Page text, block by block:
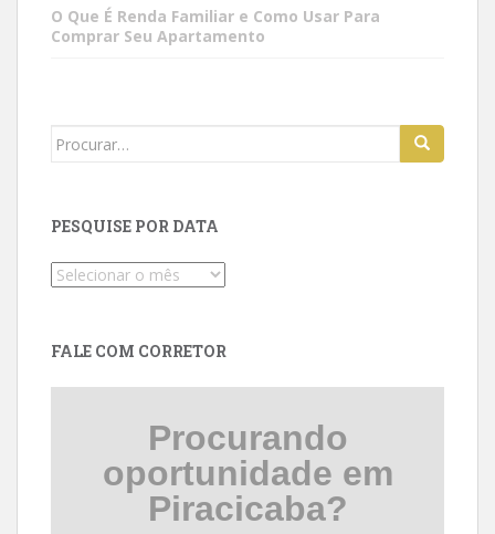
O Que É Renda Familiar e Como Usar Para
Comprar Seu Apartamento
Search
PESQUISE POR DATA
Pesquise
FALE COM CORRETOR
Procurando
oportunidade em
Piracicaba?